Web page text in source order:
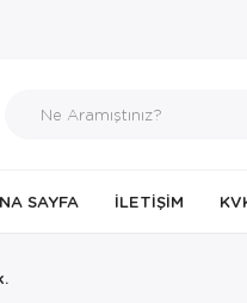
SAYFA İLETIŞIM